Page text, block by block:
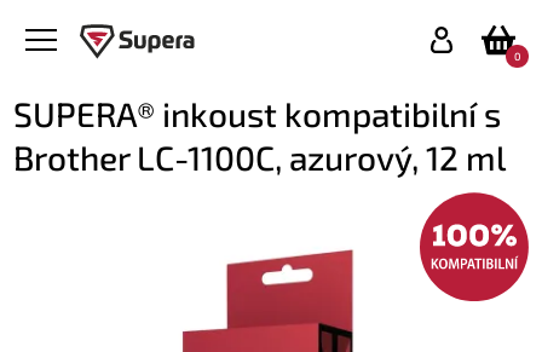
0
SUPERA® inkoust kompatibilní s
Brother LC-1100C, azurový, 12 ml